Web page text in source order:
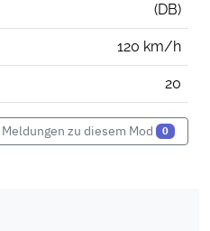
(DB)
120 km/h
20
Meldungen zu diesem Mod 0